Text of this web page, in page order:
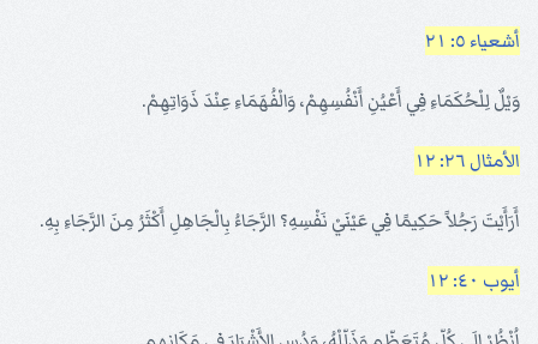
أشعياء ٥: ٢١
وَيْلٌ لِلْحُكَمَاءِ فِي أَعْيُنِ أَنْفُسِهِمْ، وَالْفُهَمَاءِ عِنْدَ ذَوَاتِهِمْ.
الأمثال ٢٦: ١٢
أَرَأَيْتَ رَجُلاً حَكِيمًا فِي عَيْنَيْ نَفْسِهِ؟ الرَّجَاءُ بِالْجَاهِلِ أَكْثَرُ مِنَ الرَّجَاءِ بِهِ.
أيوب ٤٠: ١٢